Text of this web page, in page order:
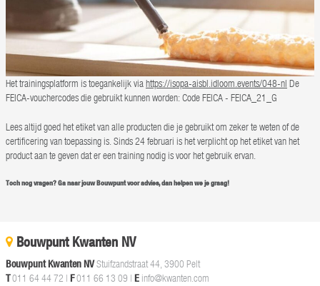
Het trainingsplatform is toegankelijk via https://isopa-aisbl.idloom.events/048-nl De
FEICA-vouchercodes die gebruikt kunnen worden: Code FEICA - FEICA_21_G
Lees altijd goed het etiket van alle producten die je gebruikt om zeker te weten of de
certificering van toepassing is. Sinds 24 februari is het verplicht op het etiket van het
product aan te geven dat er een training nodig is voor het gebruik ervan.
Toch nog vragen? Ga naar jouw Bouwpunt voor advies, dan helpen we je graag!
Bouwpunt Kwanten NV
Bouwpunt Kwanten NVStuifzandstraat 44, 3900 Pelt
T011 64 44 72 | F011 66 13 09 | E info@kwanten.com